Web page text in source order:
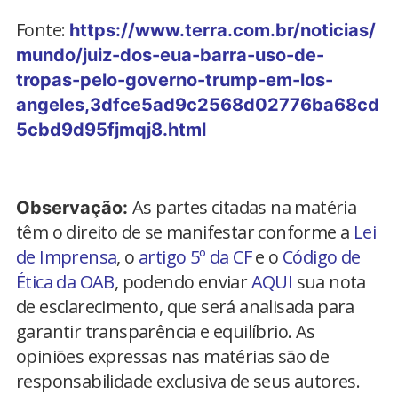
Fonte: https://www.terra.com.br/noticias/
mundo/juiz-dos-eua-barra-uso-de-
tropas-pelo-governo-trump-em-los-
angeles,3dfce5ad9c2568d02776ba68cd
5cbd9d95fjmqj8.html
Observação: As partes citadas na matéria
têm o direito de se manifestar conforme a Lei
de Imprensa, o artigo 5º da CFe o Código de
Ética da OAB, podendo enviarAQUI sua nota
de esclarecimento, que será analisada para
garantir transparência e equilíbrio. As
opiniões expressas nas matérias são de
responsabilidade exclusiva de seus autores.